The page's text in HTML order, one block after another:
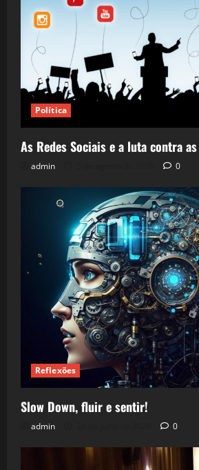
Política
As Redes Sociais e a luta contra as
admin 0
Reflexões
Slow Down, fluir e sentir!
admin 0